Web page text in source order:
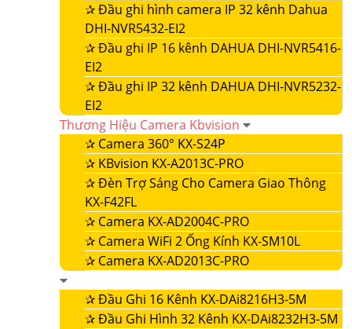
✰Đầu ghi hình camera IP 32 kênh Dahua
DHI-NVR5432-EI2
✰Đầu ghi IP 16 kênh DAHUA DHI-NVR5416-
EI2
✰Đầu ghi IP 32 kênh DAHUA DHI-NVR5232-
EI2
Thương Hiệu Camera Kbvision
✰ Camera 360° KX-S24P
✰ KBvision KX-A2013C-PRO
✰Đèn Trợ Sáng Cho Camera Giao Thông
KX-F42FL
✰ Camera KX-AD2004C-PRO
✰ Camera WiFi 2 Ống Kính KX-SM10L
✰ Camera KX-AD2013C-PRO
✰Đầu Ghi 16 Kênh KX-DAi8216H3-5M
✰Đầu Ghi Hình 32 Kênh KX-DAi8232H3-5M